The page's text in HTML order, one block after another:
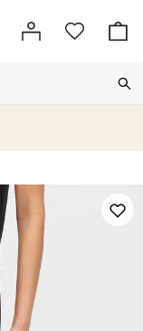
Til kassen